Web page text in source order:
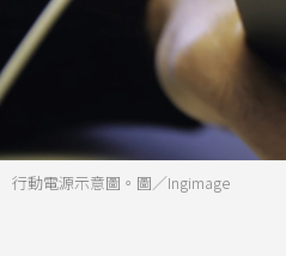
行動電源示意圖。圖／Ingimage